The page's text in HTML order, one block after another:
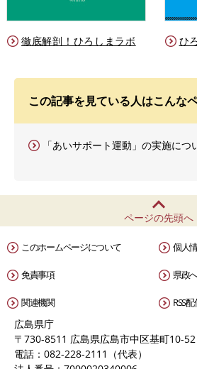
徹底解剖！ひろしまラボ ひ
この記事を見ている人はこんな
「あいサポート運動」の実施につ
ページの先頭へ
このホームページについて 個人
免責事項 県政
関連機関 RSS
広島県庁
〒730-8511 広島県広島市中区基町10-52
電話：082-228-2111（代表）